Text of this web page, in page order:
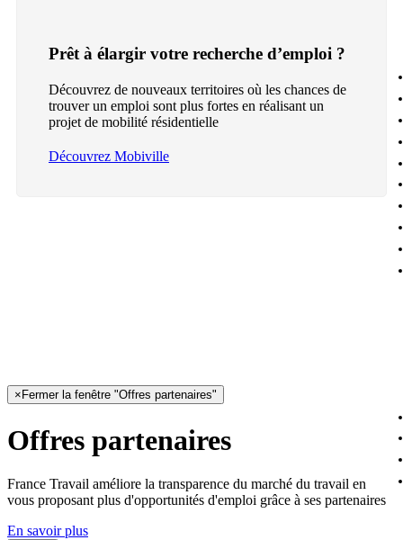
Prêt à élargir votre recherche d’emploi ?
Découvrez de nouveaux territoires où les chances de
trouver un emploi sont plus fortes en réalisant un
projet de mobilité résidentielle
Découvrez Mobiville
× Fermer la fenêtre "Offres partenaires"
Offres partenaires
France Travail améliore la transparence du marché du travail en
vous proposant plus d'opportunités d'emploi grâce à ses partenaires
En savoir plus